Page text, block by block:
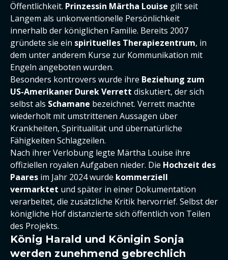
Öffentlichkeit. Prinzessin Märtha Louise gilt seit
Langem als unkonventionelle Persönlichkeit
innerhalb der königlichen Familie. Bereits 2007
gründete sie ein spirituelles Therapiezentrum, in
dem unter anderem Kurse zur Kommunikation mit
Engeln angeboten wurden.
Besonders kontrovers wurde ihre Beziehung zum
US-Amerikaner Durek Verrett diskutiert, der sich
selbst als Schamane bezeichnet. Verrett machte
wiederholt mit umstrittenen Aussagen über
Krankheiten, Spiritualität und übernatürliche
Fähigkeiten Schlagzeilen.
Nach ihrer Verlobung legte Märtha Louise ihre
offiziellen royalen Aufgaben nieder. Die Hochzeit des
Paares im Jahr 2024 wurde kommerziell
vermarktet und später in einer Dokumentation
verarbeitet, die zusätzliche Kritik hervorrief. Selbst der
königliche Hof distanzierte sich öffentlich von Teilen
des Projekts.
König Harald und Königin Sonja
werden zunehmend gebrechlich